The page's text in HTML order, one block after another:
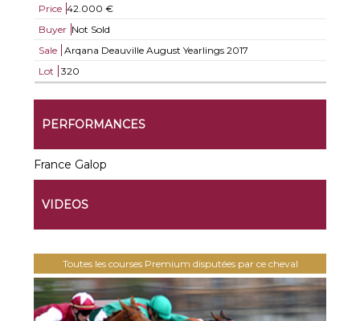
Price 42.000 €
Buyer Not Sold
Sale
Arqana Deauville August Yearlings 2017
Lot
320
PERFORMANCES
France Galop
VIDEOS
Toutes les courses Premium disputées par ce cheval